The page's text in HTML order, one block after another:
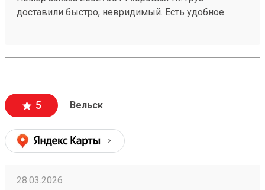
доставили быстро, невридимый. Есть удобное
всех городах ещё есть. Развивайтесь.
5 Вельск
28.03.2026